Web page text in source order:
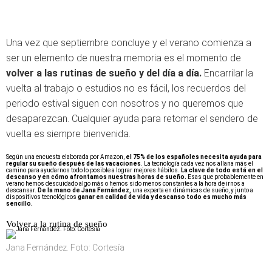
Una vez que septiembre concluye y el verano comienza a
ser un elemento de nuestra memoria es el momento de
volver a las rutinas de sueño y del día a día. Encarrilar la
vuelta al trabajo o estudios no es fácil, los recuerdos del
periodo estival siguen con nosotros y no queremos que
desaparezcan. Cualquier ayuda para retomar el sendero de
vuelta es siempre bienvenida.
Según una encuesta elaborada por Amazon, el 75% de los españoles necesita ayuda para
regular su sueño después de las vacaciones . La tecnología cada vez nos allana más el
camino para ayudarnos todo lo posible a lograr mejores hábitos.
La clave de todo está en el
descanso y en cómo afrontamos nuestras horas de sueño. Esas que probablemente en
verano hemos descuidado algo más o hemos sido menos constantes a la hora de irnos a
descansar. De la mano de Jana Fernández,
una experta en dinámicas de sueño, y junto a
dispositivos tecnológicos ganar en calidad de vida y descanso todo es mucho más
sencillo.
Volver a la rutina de sueño
Jana Fernández. Foto: Cortesía